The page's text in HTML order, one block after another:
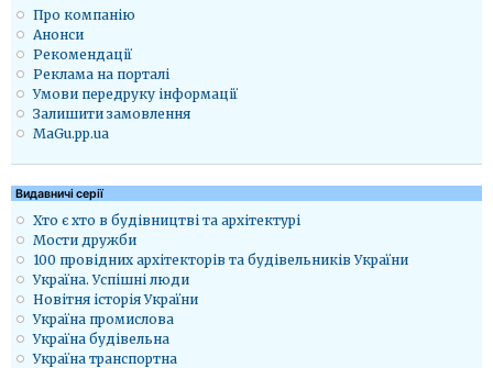
Про компанію
Анонси
Рекомендації
Реклама на порталі
Умови передруку інформації
Залишити замовлення
MaGu.pp.ua
Видавничі серії
Хто є хто в будівництві та архітектурі
Мости дружби
100 провідних архітекторів та будівельників України
Україна. Успішні люди
Новітня історія України
Україна промислова
Україна будівельна
Україна транспортна